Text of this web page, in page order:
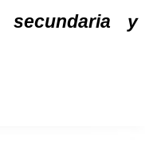
secundaria y